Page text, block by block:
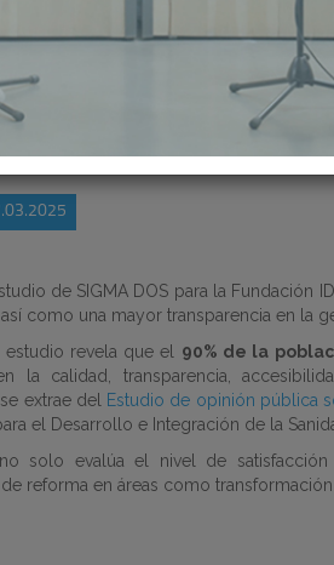
POR UNA
de SIGMA DOS para la Fundación
como una mayor transparencia en la
estudio revela que el 90% de la
la calidad, transparencia,
extrae del
Estudio de opinión pública
el Desarrollo e Integración de la
solo evalúa el nivel de
reforma en áreas como